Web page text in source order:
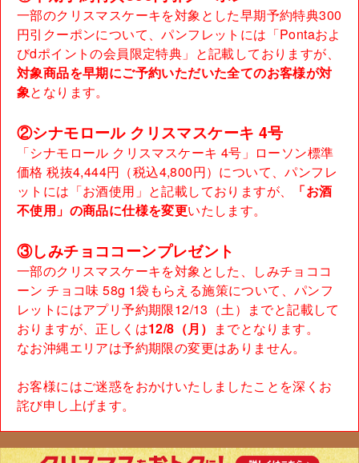
一部のクリスマスケーキを対象とした早期予約特典300
円引クーポンについて、パンフレットには「Pontaおよ
びdポイントの会員限定特典」と記載しておりますが、
対象商品を早期にご予約いただいた全てのお客様が対
象となります。
②シナモロール クリスマスケーキ 4号
「シナモロール クリスマスケーキ 4号」ローソン標準
価格 税抜4,444円（税込4,800円）について、パンフレ
ットには「お酒使用」と記載しておりますが、
「お酒
不使用」の商品に仕様を変更いたします。
③しみチョココーンプレゼント
一部のクリスマスケーキを対象とした、しみチョココ
ーン チョコ味 58g 1袋もらえる施策について、パンフ
レットにはアプリ予約期限12/13（土）までと記載して
おりますが、正しくは12/8（月） までとなります。
なお沖縄エリアは予約期限の変更はありません。
お客様にはご迷惑をおかけいたしましたことを深くお
詫び申し上げます。